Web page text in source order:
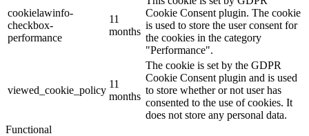
cookielawinfo-
checkbox-
performance
11
months
Cookie Consent plugin. The cookie
is used to store the user consent for
the cookies in the category
"Performance".
viewed_cookie_policy
11
months
The cookie is set by the GDPR
Cookie Consent plugin and is used
to store whether or not user has
consented to the use of cookies. It
does not store any personal data.
Functional